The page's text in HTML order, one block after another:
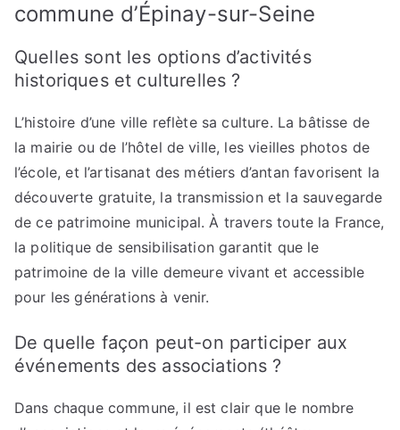
commune d’Épinay-sur-Seine
Quelles sont les options d’activités
historiques et culturelles ?
L’histoire d’une ville reflète sa culture. La bâtisse de
la mairie ou de l’hôtel de ville, les vieilles photos de
l’école, et l’artisanat des métiers d’antan favorisent la
découverte gratuite, la transmission et la sauvegarde
de ce patrimoine municipal. À travers toute la France,
la politique de sensibilisation garantit que le
patrimoine de la ville demeure vivant et accessible
pour les générations à venir.
De quelle façon peut-on participer aux
événements des associations ?
Dans chaque commune, il est clair que le nombre